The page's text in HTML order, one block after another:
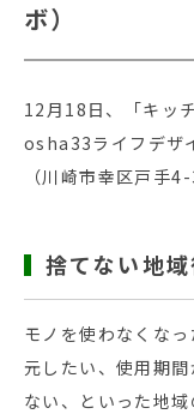
ボ）
12月18日、「キッ
osha33ライフデザ
（川崎市幸区戸手
捨てない地
モノを使わなくな
元したい、使用期
ない、といった地